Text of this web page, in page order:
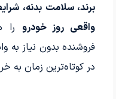
برند، سلامت بدنه،
واقعی روز خودرو را
فروشنده بدون نیاز به
در کوتاه‌ترین زمان به